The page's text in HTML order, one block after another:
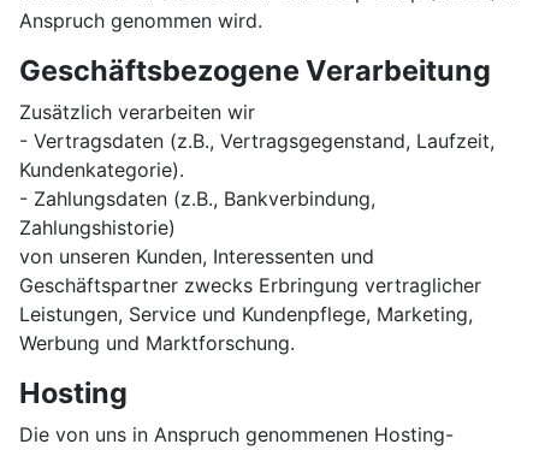
Anspruch genommen wird.
Geschäftsbezogene Verarbeitung
Zusätzlich verarbeiten wir
- Vertragsdaten (z.B., Vertragsgegenstand, Laufzeit,
Kundenkategorie).
- Zahlungsdaten (z.B., Bankverbindung,
Zahlungshistorie)
von unseren Kunden, Interessenten und
Geschäftspartner zwecks Erbringung vertraglicher
Leistungen, Service und Kundenpflege, Marketing,
Werbung und Marktforschung.
Hosting
Die von uns in Anspruch genommenen Hosting-